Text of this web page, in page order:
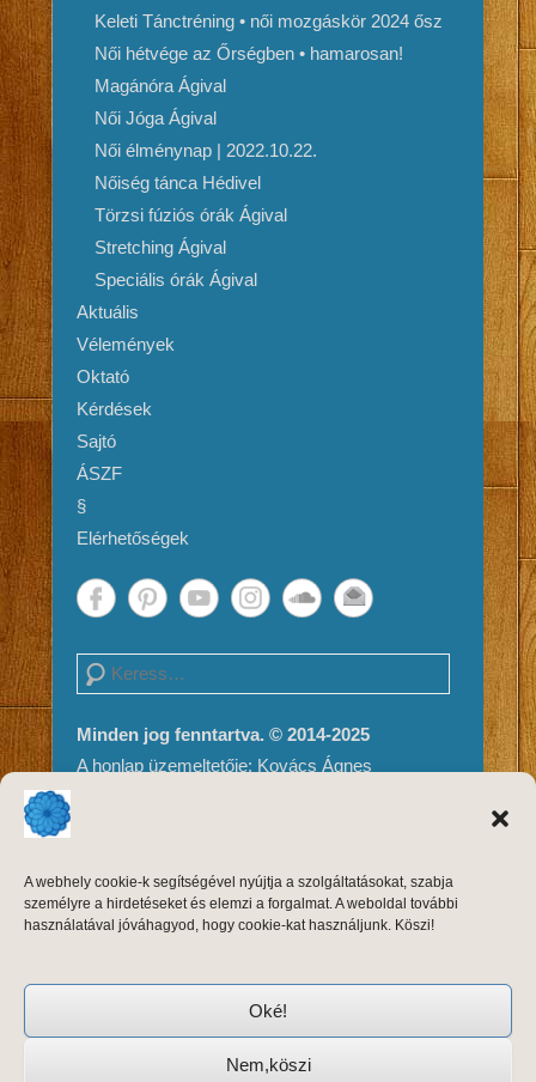
A webhely cookie-k segítségével nyújtja a szolgáltatásokat, szabja
személyre a hirdetéseket és elemzi a forgalmat. A weboldal további
használatával jóváhagyod, hogy cookie-kat használjunk. Köszi!
Oké!
Nem,köszi
Keleti Tánctréning • női mozgáskör 2024 ősz
Női hétvége az Őrségben • hamarosan!
Magánóra Ágival
Női Jóga Ágival
Női élménynap | 2022.10.22.
Nőiség tánca Hédivel
Törzsi fúziós órák Ágival
Stretching Ágival
Speciális órák Ágival
Aktuális
Vélemények
Oktató
Kérdések
Sajtó
ÁSZF
§
Elérhetőségek
Search
Minden jog fenntartva. © 2014-2025
A honlap üzemeltetője: Kovács Ágnes
jogvédelem alatt áll, másolni, módosítani
kizárólag a szerző, Kovács Ágnes írásos
Keleti Tánctréning